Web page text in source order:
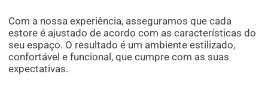
Com a nossa experiência, asseguramos que cada
estore é ajustado de acordo com as características do
seu espaço. O resultado é um ambiente estilizado,
confortável e funcional, que cumpre com as suas
expectativas.